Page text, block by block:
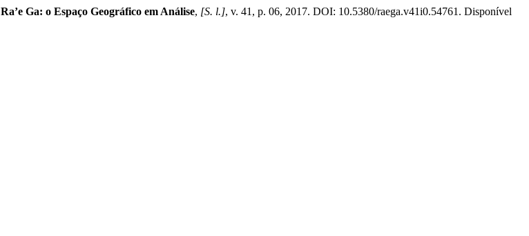
Ra’e Ga: o Espaço Geográfico em Análise, [S. l.], v. 41, p. 06, 2017. DOI: 10.5380/raega.v41i0.54761. Disponível